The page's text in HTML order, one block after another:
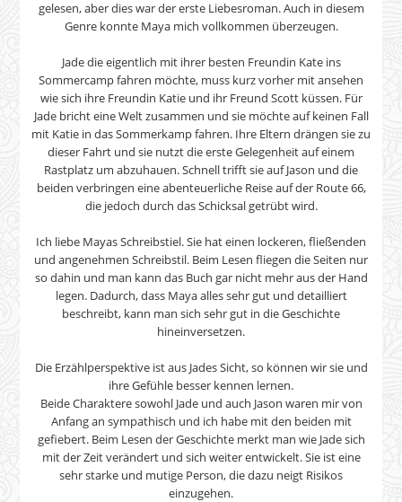
gelesen, aber dies war der erste Liebesroman. Auch in diesem
Genre konnte Maya mich vollkommen überzeugen.
Jade die eigentlich mit ihrer besten Freundin Kate ins
Sommercamp fahren möchte, muss kurz vorher mit ansehen
wie sich ihre Freundin Katie und ihr Freund Scott küssen. Für
Jade bricht eine Welt zusammen und sie möchte auf keinen Fall
mit Katie in das Sommerkamp fahren. Ihre Eltern drängen sie zu
dieser Fahrt und sie nutzt die erste Gelegenheit auf einem
Rastplatz um abzuhauen. Schnell trifft sie auf Jason und die
beiden verbringen eine abenteuerliche Reise auf der Route 66,
die jedoch durch das Schicksal getrübt wird.
Ich liebe Mayas Schreibstiel. Sie hat einen lockeren, fließenden
und angenehmen Schreibstil. Beim Lesen fliegen die Seiten nur
so dahin und man kann das Buch gar nicht mehr aus der Hand
legen. Dadurch, dass Maya alles sehr gut und detailliert
beschreibt, kann man sich sehr gut in die Geschichte
hineinversetzen.
Die Erzählperspektive ist aus Jades Sicht, so können wir sie und
ihre Gefühle besser kennen lernen.
Beide Charaktere sowohl Jade und auch Jason waren mir von
Anfang an sympathisch und ich habe mit den beiden mit
gefiebert. Beim Lesen der Geschichte merkt man wie Jade sich
mit der Zeit verändert und sich weiter entwickelt. Sie ist eine
sehr starke und mutige Person, die dazu neigt Risikos
einzugehen.